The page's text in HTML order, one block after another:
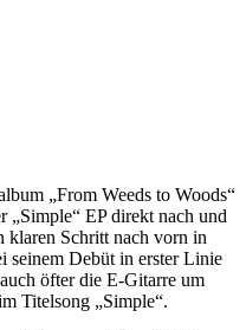
„From Weeds to Woods“
„Simple“ EP direkt nach und
klaren Schritt nach vorn in
seinem Debüt in erster Linie
öfter die E-Gitarre um
Titelsong „Simple“.